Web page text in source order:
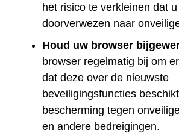
het risico te verkleinen dat
doorverwezen naar
Houd uw browser
browser regelmatig bij om
dat deze over de nieuwste
beveiligingsfuncties
bescherming tegen
en andere bedreigingen.